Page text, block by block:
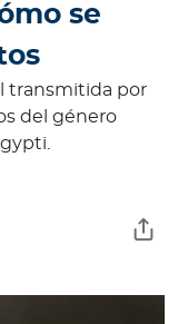
se
transmitida por
del género